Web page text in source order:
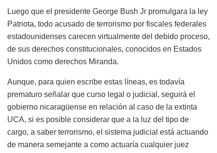
Luego que el presidente George Bush Jr promulgara la ley
Patriota, todo acusado de terrorismo por fiscales federales
estadounidenses carecen virtualmente del debido proceso,
de sus derechos constitucionales, conocidos en Estados
Unidos como derechos Miranda.
Aunque, para quien escribe estas líneas, es todavía
prematuro señalar que curso legal o judicial, seguirá el
gobierno nicaragüense en relación al caso de la extinta
UCA, si es posible considerar que a la luz del tipo de
cargo, a saber terrorismo, el sistema judicial está actuando
de manera semejante a como actuaría cualquier juez